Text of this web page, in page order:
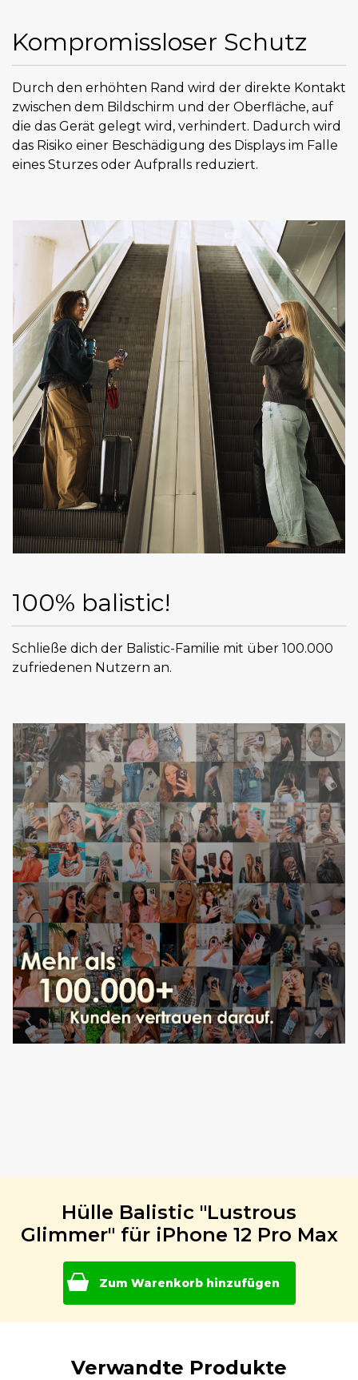
Kompromissloser Schutz
Durch den erhöhten Rand wird der direkte Kontakt
zwischen dem Bildschirm und der Oberfläche, auf
die das Gerät gelegt wird, verhindert. Dadurch wird
das Risiko einer Beschädigung des Displays im Falle
eines Sturzes oder Aufpralls reduziert.
100% balistic!
Schließe dich der Balistic-Familie mit über 100.000
zufriedenen Nutzern an.
Hülle Balistic "Lustrous
Glimmer" für iPhone 12 Pro Max
Zum Warenkorb hinzufügen
Verwandte Produkte